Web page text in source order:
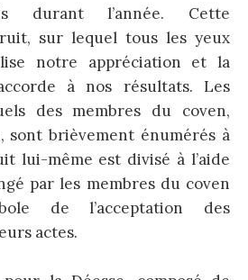
durant l’année. Cette
sur lequel tous les yeux
notre appréciation et la
à nos résultats. Les
des membres du coven,
sont brièvement énumérés à
lui-même est divisé à l’aide
par les membres du coven
de l’acceptation des
actes.